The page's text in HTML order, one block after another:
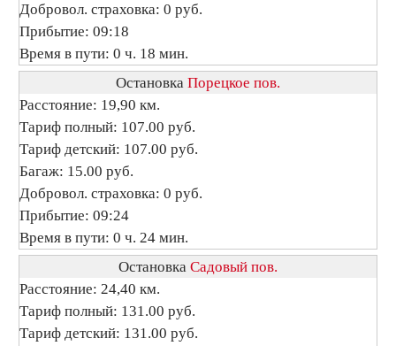
Добровол. страховка: 0 руб.
Прибытие: 09:18
Время в пути: 0 ч. 18 мин.
Остановка Порецкое пов.
Расстояние: 19,90 км.
Тариф полный: 107.00 руб.
Тариф детский: 107.00 руб.
Багаж: 15.00 руб.
Добровол. страховка: 0 руб.
Прибытие: 09:24
Время в пути: 0 ч. 24 мин.
Остановка Садовый пов.
Расстояние: 24,40 км.
Тариф полный: 131.00 руб.
Тариф детский: 131.00 руб.